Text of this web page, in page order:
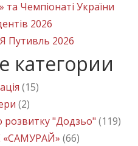
та Чемпіонаті України
2026
Путивль 2026
категории
(15)
(2)
розвитку "Додзьо" (119)
(66)